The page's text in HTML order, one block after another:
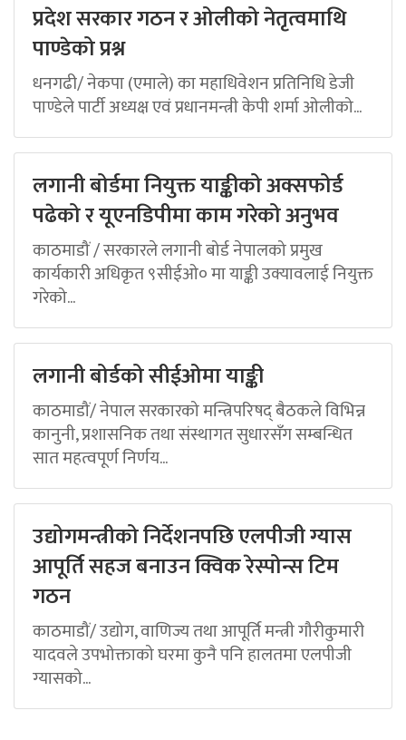
प्रदेश सरकार गठन र ओलीको नेतृत्वमाथि
पाण्डेको प्रश्न
धनगढी/ नेकपा (एमाले) का महाधिवेशन प्रतिनिधि डेजी
पाण्डेले पार्टी अध्यक्ष एवं प्रधानमन्त्री केपी शर्मा ओलीको...
लगानी बोर्डमा नियुक्त याङ्कीको अक्सफोर्ड
पढेको र यूएनडिपीमा काम गरेको अनुभव
काठमाडौं / सरकारले लगानी बोर्ड नेपालको प्रमुख
कार्यकारी अधिकृत ९सीईओ० मा याङ्की उक्यावलाई नियुक्त
गरेको...
लगानी बोर्डको सीईओमा याङ्की
काठमाडौं/ नेपाल सरकारको मन्त्रिपरिषद् बैठकले विभिन्न
कानुनी, प्रशासनिक तथा संस्थागत सुधारसँग सम्बन्धित
सात महत्वपूर्ण निर्णय...
उद्योगमन्त्रीको निर्देशनपछि एलपीजी ग्यास
आपूर्ति सहज बनाउन क्विक रेस्पोन्स टिम
गठन
काठमाडौं/ उद्योग, वाणिज्य तथा आपूर्ति मन्त्री गौरीकुमारी
यादवले उपभोक्ताको घरमा कुनै पनि हालतमा एलपीजी
ग्यासको...